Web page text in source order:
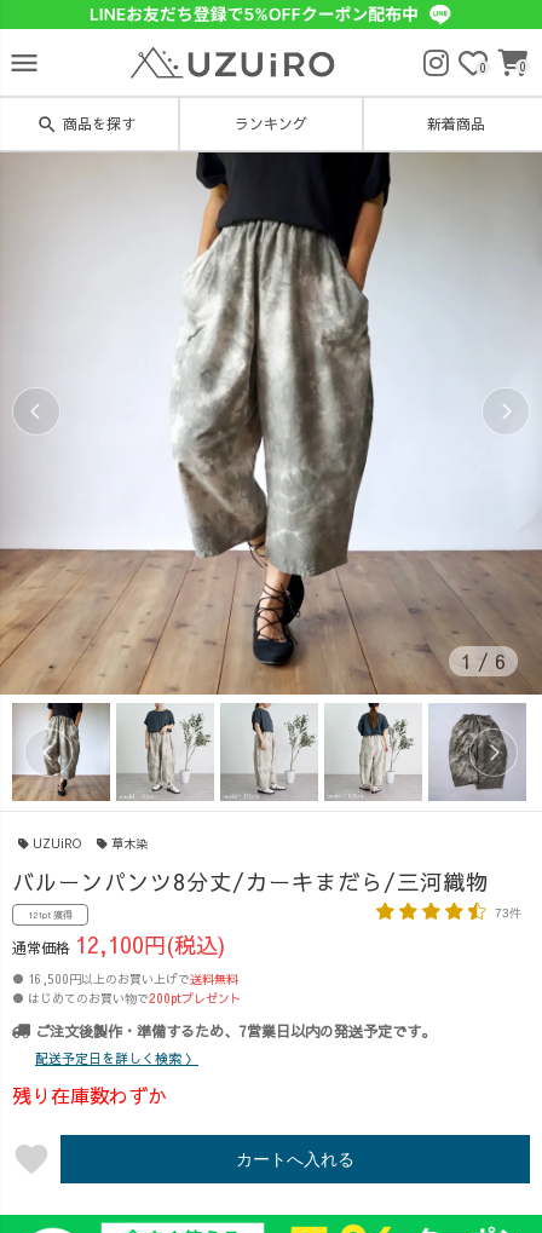
menu 0 0
search 商品を探す ランキング 新着商品
1 / 6
UZUiRO 草木染
バルーンパンツ8分丈/カーキまだら/三河織物
121pt 獲得 73件
通常価格 12,100円(税込)
● 16,500円以上のお買い上げで送料無料
● はじめてのお買い物で200ptプレゼント
ご注文後製作・準備するため、7営業日以内の発送予定です。
配送予定日を詳しく検索 〉
残り在庫数わずか
favorite カートへ入れる